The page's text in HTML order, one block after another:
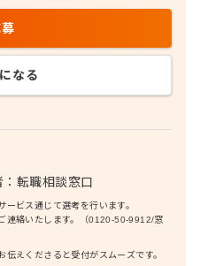
転職相談窓口
ビス通じて選考を行います。
連絡いたします。（0120-50-9912/窓
えくださると受付がスムーズです。
なる